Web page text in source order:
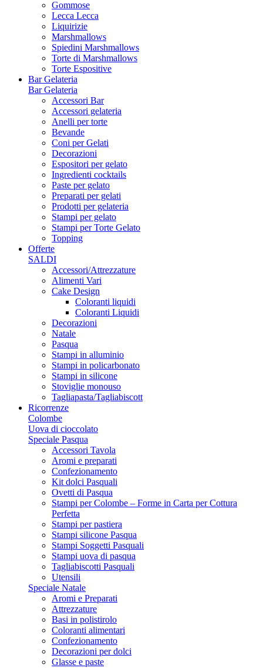
Gommose
Lecca Lecca
Liquirizie
Marshmallows
Spiedini Marshmallows
Torte di Marshmallows
Torte Espositive
Bar Gelateria
Bar Gelateria
Accessori Bar
Accessori gelateria
Anelli per torte
Bevande
Coni per Gelati
Decorazioni
Espositori per gelato
Ingredienti cocktails
Paste per gelato
Preparati per gelati
Prodotti per gelateria
Stampi per gelato
Stampi per Torte Gelato
Topping
Offerte
SALDI
Accessori/Attrezzature
Alimenti Vari
Cake Design
Coloranti liquidi
Coloranti Liquidi
Decorazioni
Natale
Pasqua
Stampi in alluminio
Stampi in policarbonato
Stampi in silicone
Stoviglie monouso
Tagliapasta/Tagliabiscott
Ricorrenze
Colombe
Uova di cioccolato
Speciale Pasqua
Accessori Tavola
Aromi e preparati
Confezionamento
Kit dolci Pasquali
Ovetti di Pasqua
Stampi per Colombe – Forme in Carta per Cottura
Perfetta
Stampi per pastiera
Stampi silicone Pasqua
Stampi Soggetti Pasquali
Stampi uova di pasqua
Tagliabiscotti Pasquali
Utensili
Speciale Natale
Aromi e Preparati
Attrezzature
Basi in polistirolo
Coloranti alimentari
Confezionamento
Decorazioni per dolci
Glasse e paste